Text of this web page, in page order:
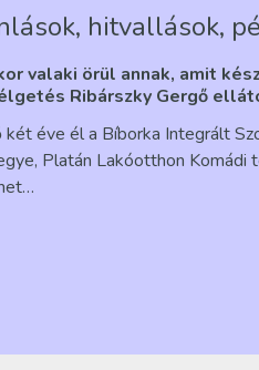
hitvallások,
valaki örül annak, amit
Ribárszky Gergő
két éve él a Bíborka Integrált
Platán Lakóotthon Komádi